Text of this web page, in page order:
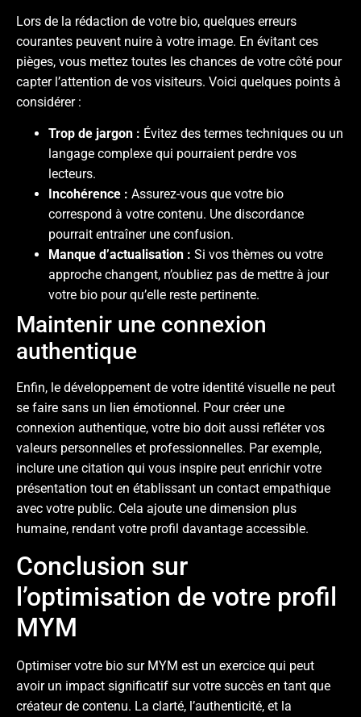
Lors de la rédaction de votre bio, quelques erreurs
courantes peuvent nuire à votre image. En évitant ces
pièges, vous mettez toutes les chances de votre côté pour
capter l’attention de vos visiteurs. Voici quelques points à
considérer :
Trop de jargon : Évitez des termes techniques ou un
langage complexe qui pourraient perdre vos
lecteurs.
Incohérence : Assurez-vous que votre bio
correspond à votre contenu. Une discordance
pourrait entraîner une confusion.
Manque d’actualisation : Si vos thèmes ou votre
approche changent, n’oubliez pas de mettre à jour
votre bio pour qu’elle reste pertinente.
Maintenir une connexion
authentique
Enfin, le développement de votre identité visuelle ne peut
se faire sans un lien émotionnel. Pour créer une
connexion authentique, votre bio doit aussi refléter vos
valeurs personnelles et professionnelles. Par exemple,
inclure une citation qui vous inspire peut enrichir votre
présentation tout en établissant un contact empathique
avec votre public. Cela ajoute une dimension plus
humaine, rendant votre profil davantage accessible.
Conclusion sur
l’optimisation de votre profil
MYM
Optimiser votre bio sur MYM est un exercice qui peut
avoir un impact significatif sur votre succès en tant que
créateur de contenu. La clarté, l’authenticité, et la